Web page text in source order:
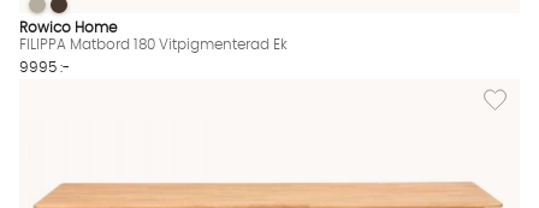
FILIPPA Matbord 180 Vitpigmenterad Ek Finns även i dessa
FILIPPA Matbord 180 Vitpigmenterad Ek
FILIPPA Matbord 180 Vitpigmenterad Ek
Rowico Home
FILIPPA Matbord 180 Vitpigmenterad Ek
9995 :-
Lägg